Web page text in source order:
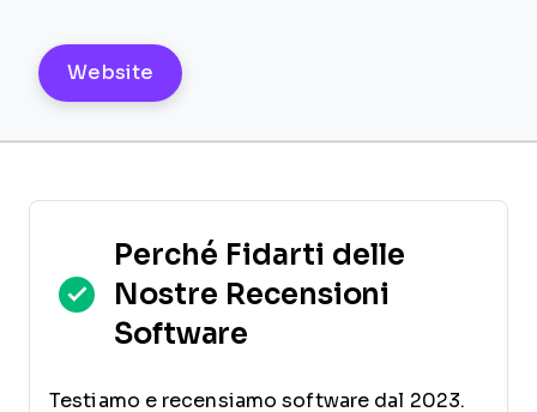
Website
Perché Fidarti delle
Nostre Recensioni
Software
Testiamo e recensiamo software dal 2023.